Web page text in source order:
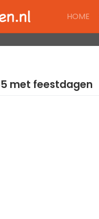
HOME
met feestdagen